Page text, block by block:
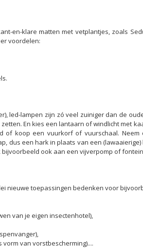
en-klare matten met vetplantjes, zoals
voordelen:
led-lampen zijn zó veel zuiniger dan de
En kies een lantaarn of windlicht met
of koop een vuurkorf of vuurschaal.
dus een hark in plaats van een
ook aan een vijverpomp of
nieuwe toepassingen bedenken voor
van je eigen insectenhotel),
van vorstbescherming)....